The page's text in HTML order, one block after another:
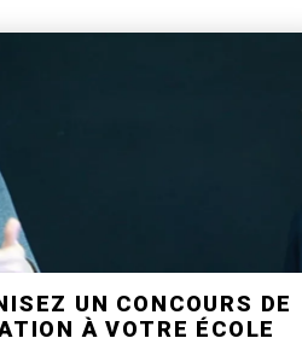
UN CONCOURS DE
À VOTRE ÉCOLE